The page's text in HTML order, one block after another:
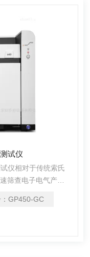
试仪
仪相对于传统索氏
筛查电子电气产品
，更加简单快捷。
不错的选择。
GP450-GC